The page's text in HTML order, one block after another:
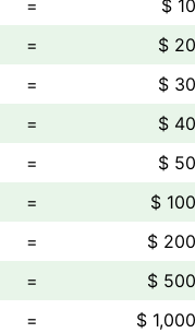
=
$
=
$
=
$
=
$
=
$
=
$
=
$
=
$
= $